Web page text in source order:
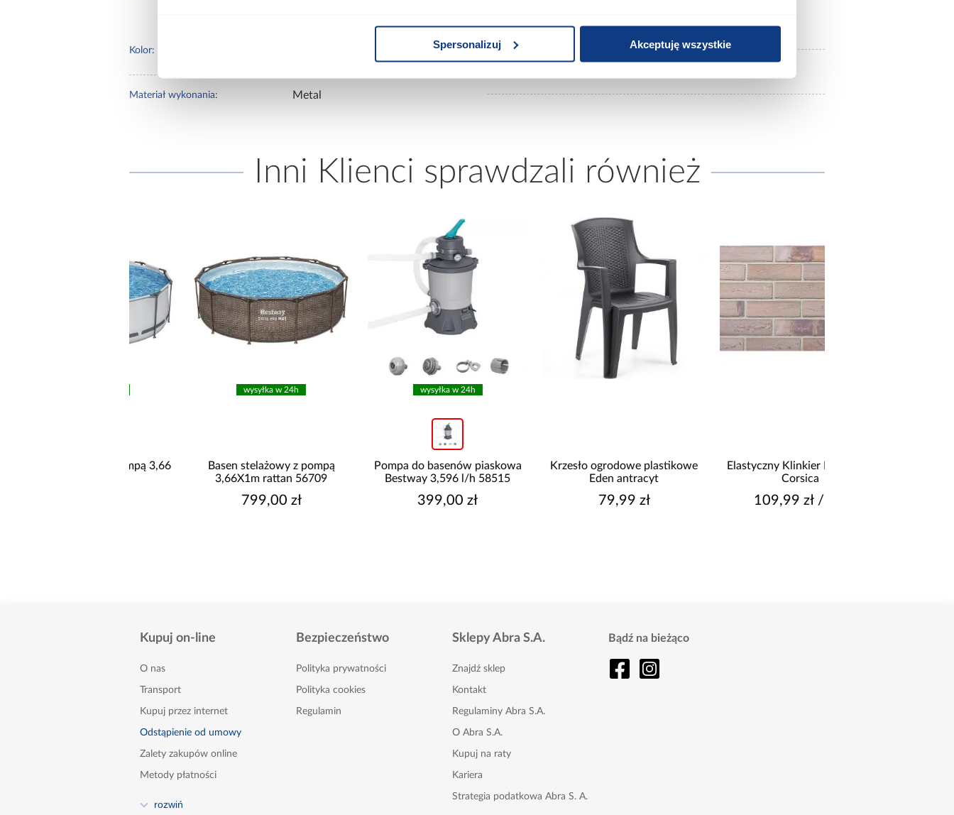
Spersonalizuj Akceptuję wszystkie
Kolor:
Materiał wykonania: Metal
Inni Klienci sprawdzali również
Basen stelażowy z pompą
3,66X1m rattan 56709
799,00 zł
Pompa do basenów piaskowa
Bestway 3,596 l/h 58515
399,00 zł
Krzesło ogrodowe plastikowe
Eden antracyt
Elastyczny Klinkier Mineralny
109,99 zł / op.
Kupuj on-line
O nas
Transport
Kupuj przez internet
Odstąpienie od umowy
Zalety zakupów online
Metody płatności
rozwiń
Bezpieczeństwo
Polityka prywatności
Polityka cookies
Regulamin
Sklepy Abra S.A.
Znajdź sklep
Kontakt
Regulaminy Abra S.A.
O Abra S.A.
Kupuj na raty
Kariera
Strategia podatkowa Abra S. A.
Bądź na bieżąco